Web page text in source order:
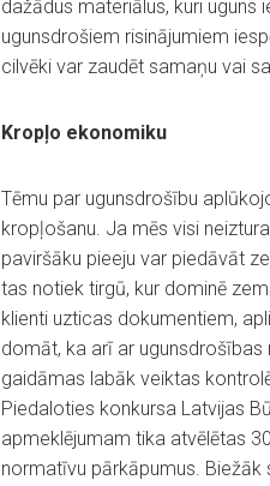
dažādus materiālus, kuri
ugunsdrošiem risinājumiem
cilvēki var zaudēt samaņu vai
Kropļo ekonomiku
Tēmu par ugunsdrošību
kropļošanu. Ja mēs visi
paviršāku pieeju var piedāvāt
tas notiek tirgū, kur dominē
klienti uzticas dokumentiem,
domāt, ka arī ar
gaidāmas labāk veiktas
Piedaloties konkursa Latvijas
apmeklējumam tika atvēlētas
normatīvu pārkāpumus.